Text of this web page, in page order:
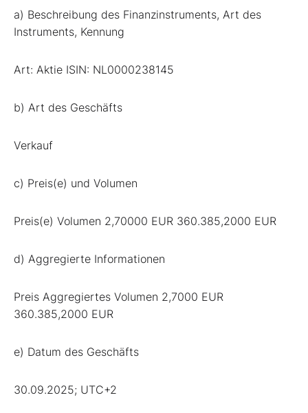
a) Beschreibung des Finanzinstruments, Art des
Instruments, Kennung
Art: Aktie ISIN: NL0000238145
b) Art des Geschäfts
Verkauf
c) Preis(e) und Volumen
Preis(e) Volumen 2,70000 EUR 360.385,2000 EUR
d) Aggregierte Informationen
Preis Aggregiertes Volumen 2,7000 EUR
360.385,2000 EUR
e) Datum des Geschäfts
30.09.2025; UTC+2